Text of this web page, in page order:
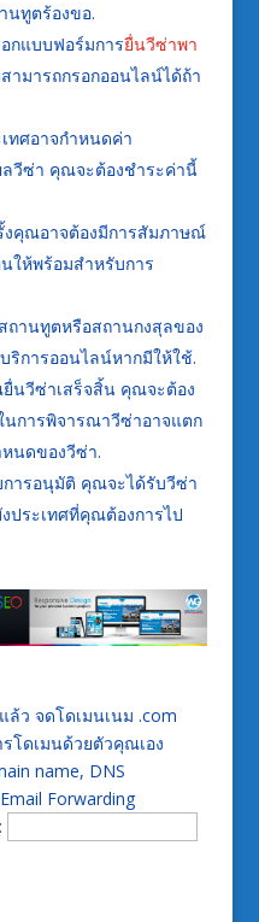
นทูตร้องขอ.
กแบบฟอร์มการยื่นวีซ่าพา
ามารถกรอกออนไลน์ได้ถ้า
ทศอาจกำหนดค่า
วีซ่า คุณจะต้องชำระค่านี้
คุณอาจต้องมีการสัมภาษณ์
ให้พร้อมสำหรับการ
านทูตหรือสถานกงสุลของ
ริการออนไลน์หากมีให้ใช้.
นวีซ่าเสร็จสิ้น คุณจะต้อง
นการพิจารณาวีซ่าอาจแตก
นดของวีซ่า.
ารอนุมัติ คุณจะได้รับวีซ่า
ประเทศที่คุณต้องการไป
ว จดโดเมนเนม .com
โดเมนด้วยตัวคุณเอง
name, DNS
Forwarding